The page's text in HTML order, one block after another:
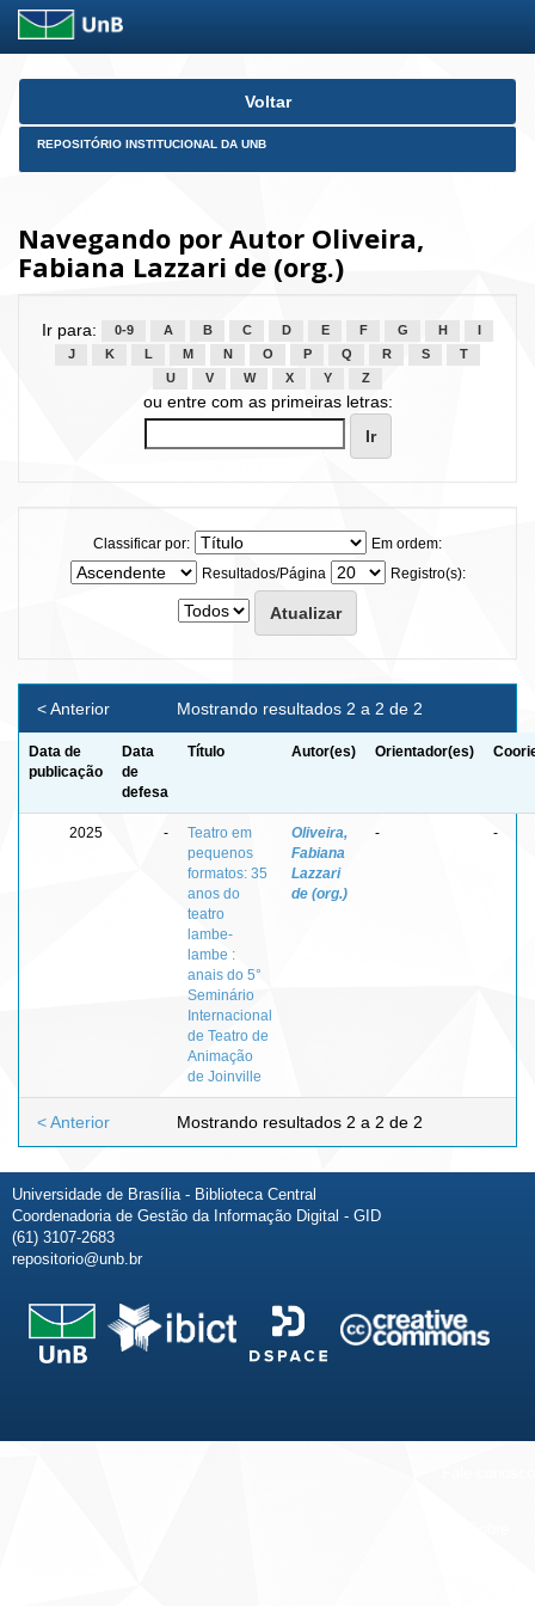
Skip
Voltar
REPOSITÓRIO INSTITUCIONAL DA UNB
Navegando por Autor Oliveira,
Fabiana Lazzari de (org.)
Ir para: 0-9 A B C D E F G H
J
K L M N O P Q R S
T
U
V W X Y Z
ou entre com as primeiras letras:
Classificar por:
Em ordem:
Resultados/Página
Registro(s):
Mostrando resultados 2 a 2 de 2
< Anterior
Data de
publicação
Data
de
defesa
Título Autor(es) Orientador(es)
2025 -
Teatro em
pequenos
formatos: 35
anos do
teatro
lambe-
lambe :
anais do 5°
Seminário
Internacional
de Teatro de
Animação
de Joinville
Oliveira,
Fabiana
Lazzari
de (org.)
- -
Mostrando resultados 2 a 2 de 2
< Anterior
Universidade de Brasília - Biblioteca Central
Coordenadoria de Gestão da Informação Digital - GID
(61) 3107-2683
repositorio@unb.br